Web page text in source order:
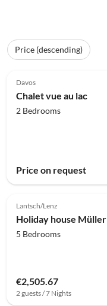
Price (descending)
Davos
Chalet vue au lac
2 Bedrooms
Price on request
Lantsch/Lenz
Holiday house Müller
5 Bedrooms
€2,505.67
2 guests / 7 Nights